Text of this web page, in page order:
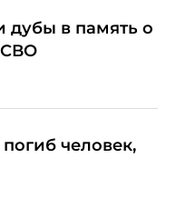
в память о
СВО
человек,